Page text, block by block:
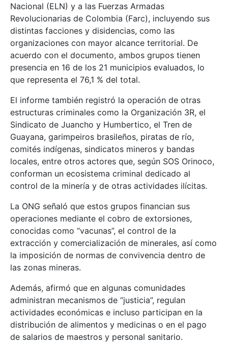
Nacional (ELN) y a las Fuerzas Armadas
Revolucionarias de Colombia (Farc), incluyendo sus
distintas facciones y disidencias, como las
organizaciones con mayor alcance territorial. De
acuerdo con el documento, ambos grupos tienen
presencia en 16 de los 21 municipios evaluados, lo
que representa el 76,1 % del total.
El informe también registró la operación de otras
estructuras criminales como la Organización 3R, el
Sindicato de Juancho y Humbertico, el Tren de
Guayana, garimpeiros brasileños, piratas de río,
comités indígenas, sindicatos mineros y bandas
locales, entre otros actores que, según SOS Orinoco,
conforman un ecosistema criminal dedicado al
control de la minería y de otras actividades ilícitas.
La ONG señaló que estos grupos financian sus
operaciones mediante el cobro de extorsiones,
conocidas como “vacunas”, el control de la
extracción y comercialización de minerales, así como
la imposición de normas de convivencia dentro de
las zonas mineras.
Además, afirmó que en algunas comunidades
administran mecanismos de “justicia”, regulan
actividades económicas e incluso participan en la
distribución de alimentos y medicinas o en el pago
de salarios de maestros y personal sanitario.